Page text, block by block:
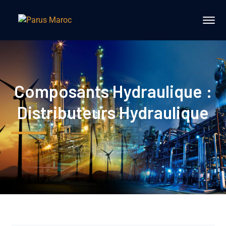
Composants Hydraulique :
Distributeurs Hydraulique